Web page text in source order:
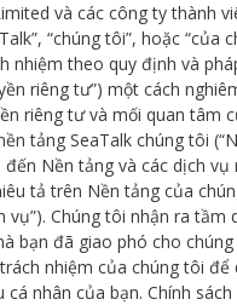
và các công ty thành
“chúng tôi”, hoặc “của
nhiệm theo quy định và
riêng tư”) một cách
riêng tư và mối quan tâm
tảng SeaTalk chúng tôi
Nền tảng và các dịch vụ
tả trên Nền tảng của
vụ”). Chúng tôi nhận ra tầm
bạn đã giao phó cho
nhiệm của chúng tôi để
cá nhân của bạn. Chính